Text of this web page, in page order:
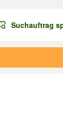
Suchauftrag